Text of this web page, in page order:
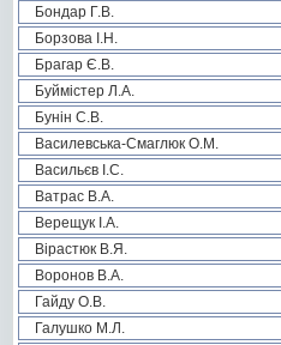
Бондар Г.В.
Борзова І.Н.
Брагар Є.В.
Буймістер Л.А.
Бунін С.В.
Василевська-Смаглюк О.М.
Васильєв І.С.
Ватрас В.А.
Верещук І.А.
Вірастюк В.Я.
Воронов В.А.
Гайду О.В.
Галушко М.Л.